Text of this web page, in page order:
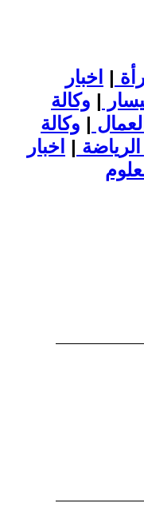
| اخبار
| وكالة
| وكالة
الرياضة | اخبار